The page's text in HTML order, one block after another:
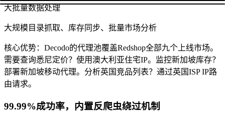
大批量数据处理
大规模目录抓取、库存同步、批量市场分析
核心优势：Decodo的代理池覆盖Redshop全部九个上线市场。
需要查询悉尼定价？使用澳大利亚住宅IP。监控新加坡库存？
部署新加坡移动代理。分析英国竞品列表？通过英国ISP IP路
由请求。
99.99%成功率，内置反爬虫绕过机制